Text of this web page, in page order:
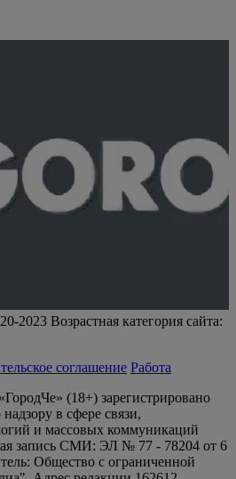
Возрастная категория сайта:
соглашение Работа
(18+) зарегистрировано
в сфере связи,
и массовых коммуникаций
запись СМИ: ЭЛ № 77 - 78204 от 6
Общество с ограниченной